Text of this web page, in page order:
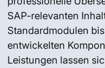
SAP-relevanten
Standardmodulen
entwickelten
Leistungen lassen